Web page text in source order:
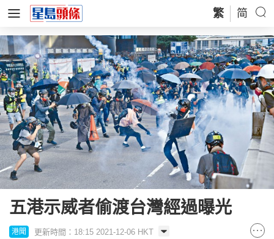
繁 简
五港示威者偷渡台灣經過曝光
港聞 更新時間：18:15 2021-12-06 HKT